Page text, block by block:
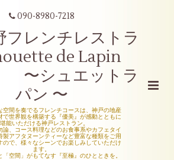
090-8980-7218
フレンチレストラ
de Lapin
ュエットラ
パン 〜
空間を奏でるフレンチコースは、神戸の地産
で世界観を構築する『優美』が感動とともに
能いただける神戸レストラン。
論、コース料理などのお食事系やカフェタイ
製アフタヌーンティーなど豊富な種類をご用
ので、様々なシーンでお楽しみしていただけ
ます。
「空間」がもてなす『至極』のひとときを。